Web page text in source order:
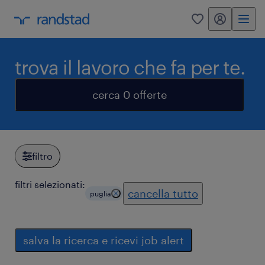
0 my randstad
trova il lavoro che fa per te.
cerca 0 offerte
filtro
filtri selezionati:
puglia cancella tutto
salva la ricerca e ricevi job alert